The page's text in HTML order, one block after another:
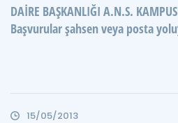
DAİRE BAŞKANLIĞI A.N.S.
Başvurular şahsen veya posta
15/05/2013